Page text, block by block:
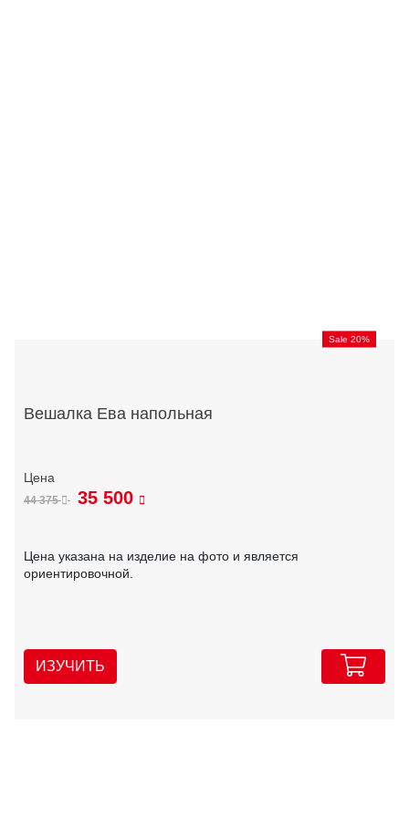
Sale 20%
Вешалка Ева напольная
44 375 35 500
Цена указана на изделие на фото и является
ориентировочной.
ИЗУЧИТЬ